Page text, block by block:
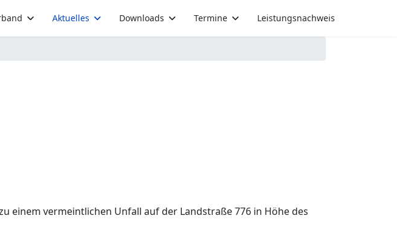
Aktuelles Downloads Termine Leistungsnachweis
einem vermeintlichen Unfall auf der Landstraße 776 in Höhe des